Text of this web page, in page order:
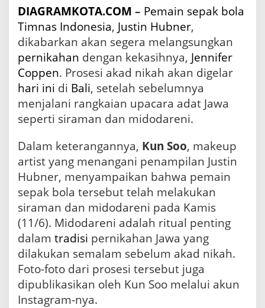
n
A
k
a
M
e
n
k
a
e
n
n
i
f
e
C
o
p
e
DIAGRAMKOTA.COM – Pemain sepak bola
Timnas Indonesia, Justin Hubner,
dikabarkan akan segera melangsungkan
pernikahan dengan kekasihnya, Jennifer
Coppen. Prosesi akad nikah akan digelar
hari ini di Bali, setelah sebelumnya
menjalani rangkaian upacara adat Jawa
seperti siraman dan midodareni.
Dalam keterangannya, Kun Soo, makeup
artist yang menangani penampilan Justin
Hubner, menyampaikan bahwa pemain
sepak bola tersebut telah melakukan
siraman dan midodareni pada Kamis
(11/6). Midodareni adalah ritual penting
dalam tradisi pernikahan Jawa yang
dilakukan semalam sebelum akad nikah.
Foto-foto dari prosesi tersebut juga
dipublikasikan oleh Kun Soo melalui akun
Instagram-nya.